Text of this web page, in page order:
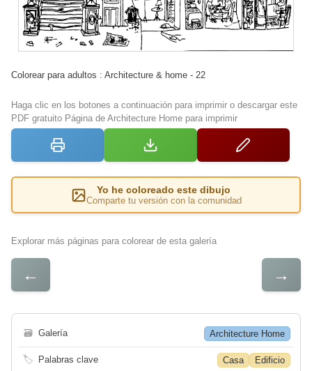
Colorear para adultos : Architecture & home - 22
Haga clic en los botones a continuación para imprimir o descargar este
PDF gratuito Página de Architecture Home para imprimir
Yo he coloreado este dibujo
Comparte tu versión con la comunidad
Explorar más páginas para colorear de esta galería
← →
🗃 Galería Architecture Home
🏷 Palabras clave Casa Edificio